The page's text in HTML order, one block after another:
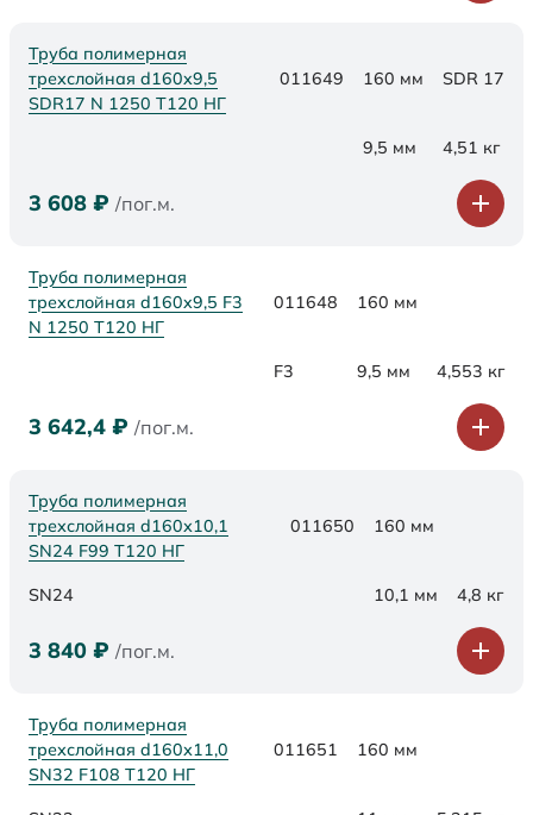
Труба полимерная
трехслойная d160x9,5
SDR17 N 1250 Т120 НГ
011649 160 мм SDR 17
9,5 мм 4,51 кг
3 608 ₽ /пог.м.
Труба полимерная
трехслойная d160x9,5 F3
N 1250 Т120 НГ
011648 160 мм
F3 9,5 мм 4,553 кг
3 642,4 ₽ /пог.м.
Труба полимерная
трехслойная d160х10,1
SN24 F99 Т120 НГ
011650 160 мм
SN24 10,1 мм 4,8 кг
3 840 ₽ /пог.м.
Труба полимерная
трехслойная d160х11,0
SN32 F108 Т120 НГ
011651 160 мм